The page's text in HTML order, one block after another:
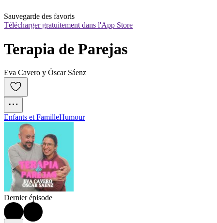
Sauvegarde des favoris
Télécharger gratuitement dans l'App Store
Terapia de Parejas
Eva Cavero y Óscar Sáenz
Enfants et FamilleHumour
Dernier épisode